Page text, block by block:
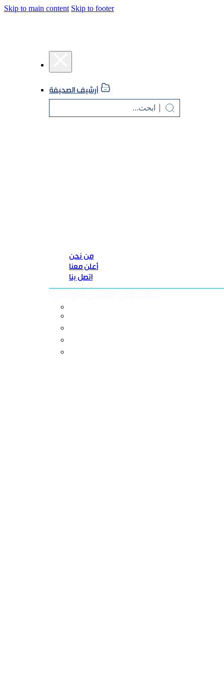
Skip to main content Skip to footer
أرشيف الصحيفة
من نحن
أعلن معنا
اتصل بنا